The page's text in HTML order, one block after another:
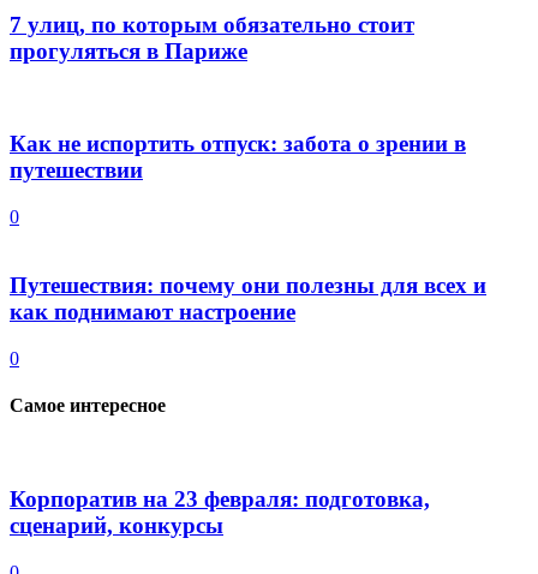
7 улиц, по которым обязательно стоит
прогуляться в Париже
Как не испортить отпуск: забота о зрении в
путешествии
0
Путешествия: почему они полезны для всех и
как поднимают настроение
0
Самое интересное
Корпоратив на 23 февраля: подготовка,
сценарий, конкурсы